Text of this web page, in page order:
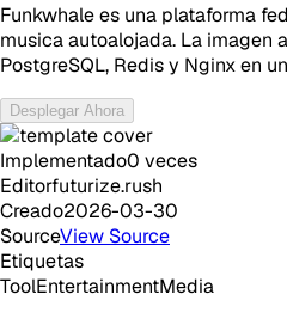
Funkwhale es una plataforma
musica autoalojada. La imagen
PostgreSQL, Redis y Nginx en
Desplegar Ahora
Implementado0 veces
Editorfuturize.rush
Creado2026-03-30
SourceView Source
Etiquetas
ToolEntertainmentMedia